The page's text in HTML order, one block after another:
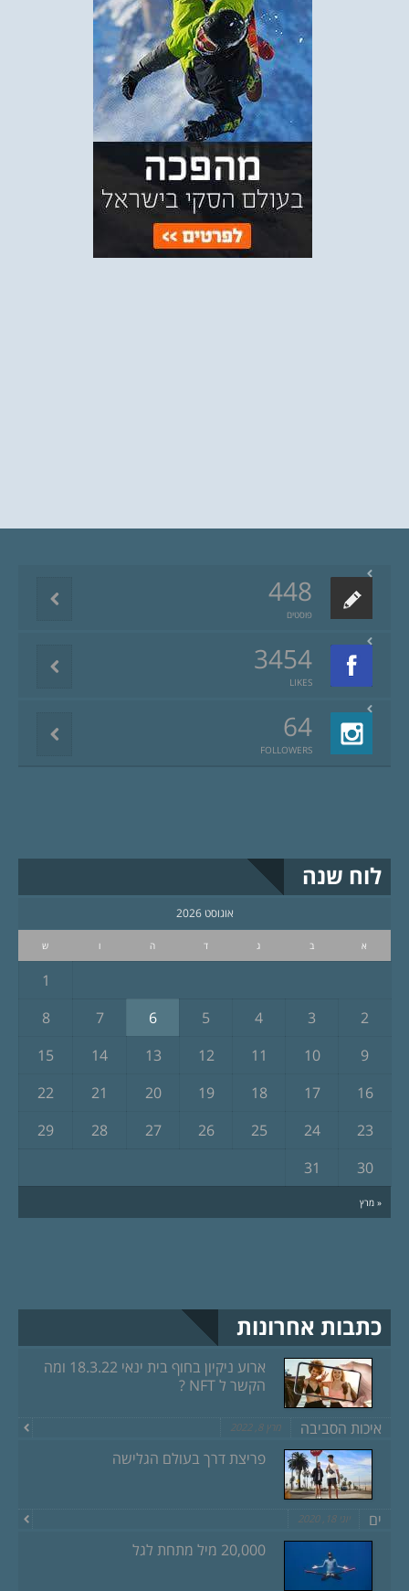
448
פוסטים
3454
LIKES
64
FOLLOWERS
לוח שנה
אוגוסט 2026
א ב ג ד ה ו ש
« מרץ
1
2
3
4
5
6
7
8
9
10
11
12
13
14
15
16
17
18
19
20
21
22
23
24
25
26
27
28
29
30
31
כתבות אחרונות
ארוע ניקיון בחוף בית ינאי 18.3.22 ומה
הקשר ל NFT ?
איכות הסביבה מרץ 8, 2022
פריצת דרך בעולם הגלישה
ים יוני 18, 2020
20,000 מיל מתחת לגל